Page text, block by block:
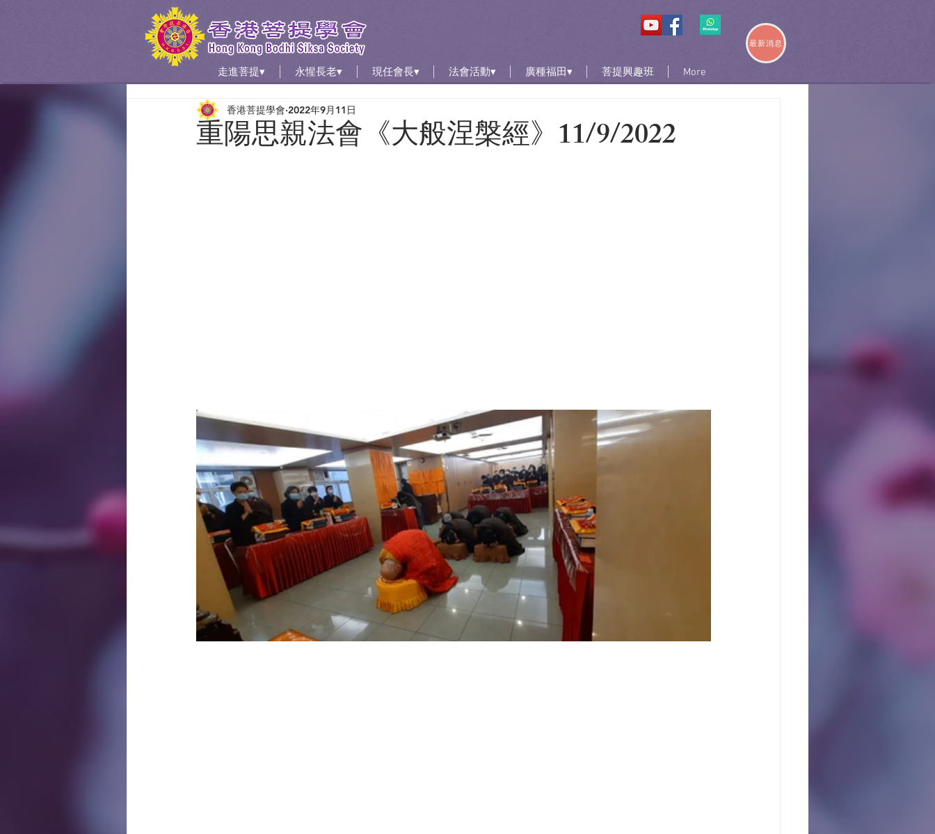
走進菩提▾ 永惺長老▾ 現任會長▾ 法會活動▾ 廣種福田▾ 菩提興趣班 More
最新消息
重陽思親法會《大般涅槃經》11/9/2022
香港菩提學會 2022年9月11日